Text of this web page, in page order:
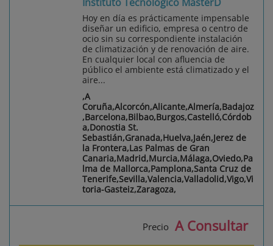
Hoy en día es prácticamente impensable
diseñar un edificio, empresa o centro de
ocio sin su correspondiente instalación
de climatización y de renovación de aire.
En cualquier local con afluencia de
público el ambiente está climatizado y el
aire...
,A
Coruña,Alcorcón,Alicante,Almería,Badajoz
,Barcelona,Bilbao,Burgos,Castelló,Córdob
a,Donostia St.
Sebastián,Granada,Huelva,Jaén,Jerez de
la Frontera,Las Palmas de Gran
Canaria,Madrid,Murcia,Málaga,Oviedo,Pa
lma de Mallorca,Pamplona,Santa Cruz de
Tenerife,Sevilla,Valencia,Valladolid,Vigo,Vi
toria-Gasteiz,Zaragoza,
Precio A Consultar